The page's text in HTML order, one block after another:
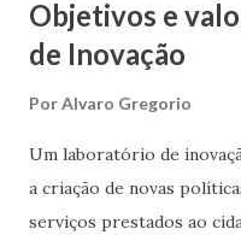
Objetivos e
de Inovação
PorAlvaro Gregorio
Um laboratório de
a criação de novas
serviços prestados ao